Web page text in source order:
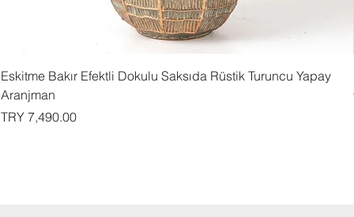
Eskitme Bakır Efektli Dokulu Saksıda Rüstik Turuncu Yapay
Aranjman
Price
TRY 7,490.00